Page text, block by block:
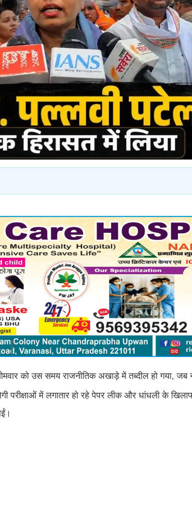
को उस समय राजनीतिक अखाड़े में तब्दील हो गया,
में लगातार हो रहे पेपर लीक और धांधली के